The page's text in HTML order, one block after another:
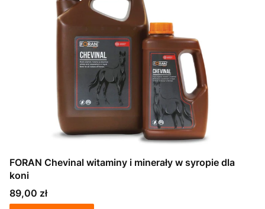
FORAN Chevinal witaminy i minerały w syropie dla
koni
Cena
89,00 zł